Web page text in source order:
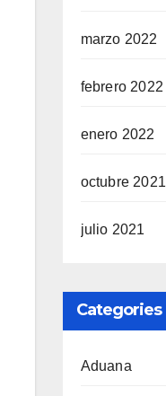
marzo 2022
febrero 2022
enero 2022
octubre 2021
julio 2021
Categories
Aduana